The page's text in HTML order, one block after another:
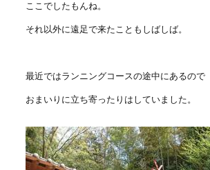
ここでしたもんね。
それ以外に遠足で来たこともしばしば。
最近ではランニングコースの途中にあるので
おまいりに立ち寄ったりはしていました。